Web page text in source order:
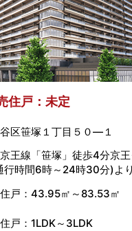
住戸：未定
区笹塚１丁目５０―１
王線「笹塚」徒歩4分京
行時間6時～24時30分)よ
戸：43.95㎡～83.53㎡
戸：1LDK～3LDK